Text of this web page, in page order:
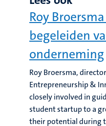
Roy
begeleiden
onderneming
Roy Broersma,
Entrepreneurship &
closely involved in
student startup to a
their potential during